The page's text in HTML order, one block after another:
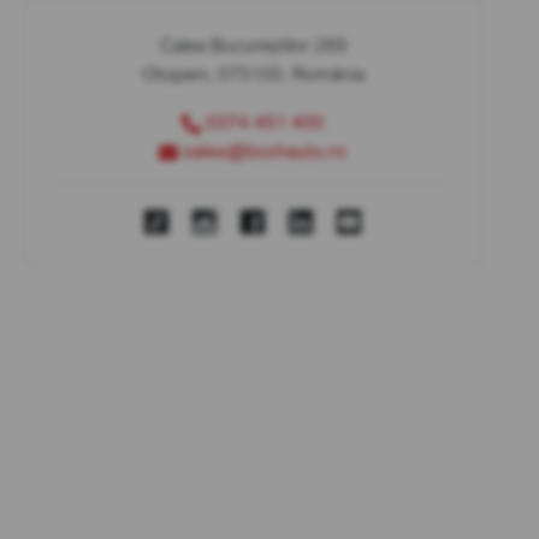
Calea Bucureștilor 289
Otopeni, 075100, România
0374 451 400
sales@bcchauto.ro